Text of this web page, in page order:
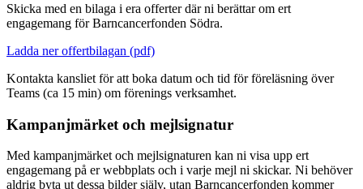
Skicka med en bilaga i era offerter där ni berättar om ert
engagemang för Barncancerfonden Södra.
Ladda ner offertbilagan (pdf)
Kontakta kansliet för att boka datum och tid för föreläsning över
Teams (ca 15 min) om förenings verksamhet.
Kampanjmärket och mejlsignatur
Med kampanjmärket och mejlsignaturen kan ni visa upp ert
engagemang på er webbplats och i varje mejl ni skickar. Ni behöver
aldrig byta ut dessa bilder själv, utan Barncancerfonden kommer